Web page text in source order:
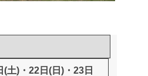
土)・22日(日)・23日